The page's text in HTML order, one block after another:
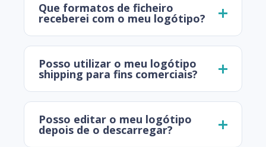
Que formatos de ficheiro
receberei com o meu logótipo?
Posso utilizar o meu logótipo
shipping para fins comerciais?
Posso editar o meu logótipo
depois de o descarregar?